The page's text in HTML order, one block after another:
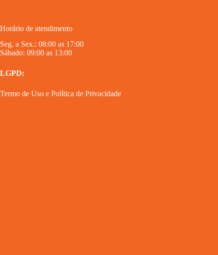
Horário de atendimento
Seg. a Sex.: 08:00 as 17:00
Sábado: 09:00 as 13:00
LGPD:
Termo de Uso e Política de Privacidade